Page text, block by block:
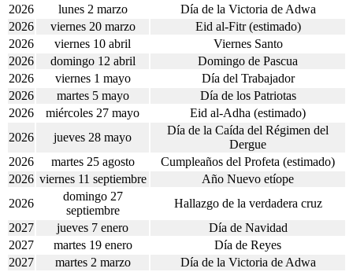
2026
lunes 2 marzo
Día de la Victoria de Adwa
2026
viernes 20 marzo
Eid al-Fitr (estimado)
2026
viernes 10 abril
Viernes Santo
2026
domingo 12 abril
Domingo de Pascua
2026
viernes 1 mayo
Día del Trabajador
2026
martes 5 mayo
Día de los Patriotas
2026
miércoles 27 mayo
Eid al-Adha (estimado)
2026
jueves 28 mayo
Día de la Caída del Régimen del
Dergue
2026
martes 25 agosto
Cumpleaños del Profeta (estimado)
2026 viernes 11 septiembre
Año Nuevo etíope
2026
domingo 27
septiembre
Hallazgo de la verdadera cruz
2027
jueves 7 enero
Día de Navidad
2027
martes 19 enero
Día de Reyes
2027
martes 2 marzo
Día de la Victoria de Adwa